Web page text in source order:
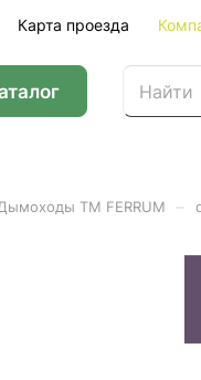
Карта проезда
ТМ FERRUM